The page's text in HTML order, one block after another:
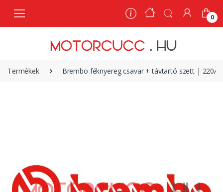
0
Termékek Brembo féknyereg csavar + távtartó szett |
0